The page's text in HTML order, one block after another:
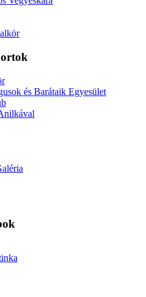
és Barátaik Egyesület